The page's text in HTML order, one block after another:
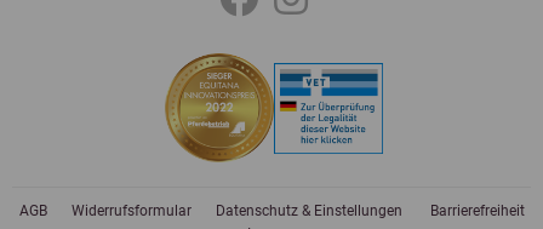
AGB Widerrufsformular Datenschutz & Einstellungen
Barrierefreiheit